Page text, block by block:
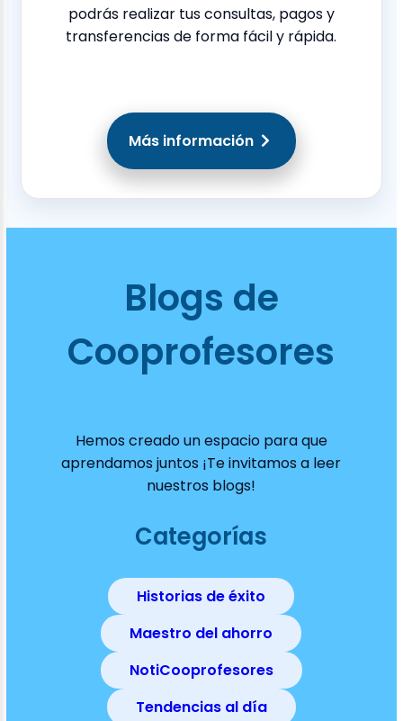
podrás realizar tus consultas, pagos y
transferencias de forma fácil y rápida.
Más información
Blogs de
Cooprofesores
Hemos creado un espacio para que
aprendamos juntos ¡Te invitamos a leer
nuestros blogs!
Categorías
Historias de éxito
Maestro del ahorro
NotiCooprofesores
Tendencias al día